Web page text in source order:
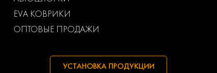
EVA КОВРИКИ
ОПТОВЫЕ ПРОДАЖИ
УСТАНОВКА ПРОДУКЦИИ